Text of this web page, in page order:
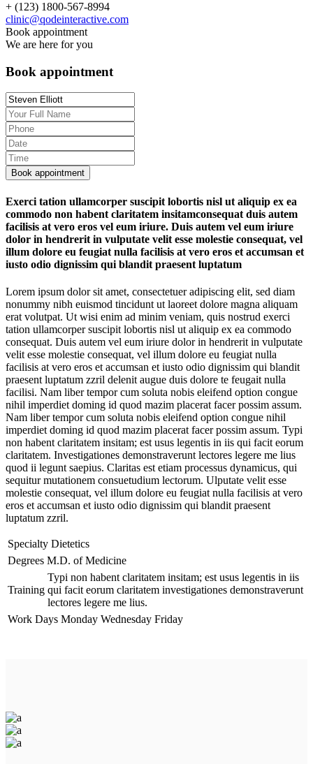
+ (123) 1800-567-8994
clinic@qodeinteractive.com
Book appointment
We are here for you
Book appointment
Exerci tation ullamcorper suscipit lobortis nisl ut aliquip ex ea
commodo non habent claritatem insitamconsequat duis autem
facilisis at vero eros vel eum iriure. Duis autem vel eum iriure
dolor in hendrerit in vulputate velit esse molestie consequat, vel
illum dolore eu feugiat nulla facilisis at vero eros et accumsan et
iusto odio dignissim qui blandit praesent luptatum
Lorem ipsum dolor sit amet, consectetuer adipiscing elit, sed diam
nonummy nibh euismod tincidunt ut laoreet dolore magna aliquam
erat volutpat. Ut wisi enim ad minim veniam, quis nostrud exerci
tation ullamcorper suscipit lobortis nisl ut aliquip ex ea commodo
consequat. Duis autem vel eum iriure dolor in hendrerit in vulputate
velit esse molestie consequat, vel illum dolore eu feugiat nulla
facilisis at vero eros et accumsan et iusto odio dignissim qui blandit
praesent luptatum zzril delenit augue duis dolore te feugait nulla
facilisi. Nam liber tempor cum soluta nobis eleifend option congue
nihil imperdiet doming id quod mazim placerat facer possim assum.
Nam liber tempor cum soluta nobis eleifend option congue nihil
imperdiet doming id quod mazim placerat facer possim assum. Typi
non habent claritatem insitam; est usus legentis in iis qui facit eorum
claritatem. Investigationes demonstraverunt lectores legere me lius
quod ii legunt saepius. Claritas est etiam processus dynamicus, qui
sequitur mutationem consuetudium lectorum. Ulputate velit esse
molestie consequat, vel illum dolore eu feugiat nulla facilisis at vero
eros et accumsan et iusto odio dignissim qui blandit praesent
luptatum zzril.
Specialty Dietetics
Degrees M.D. of Medicine
Training
Typi non habent claritatem insitam; est usus legentis in iis
qui facit eorum claritatem investigationes demonstraverunt
lectores legere me lius.
Work Days Monday Wednesday Friday